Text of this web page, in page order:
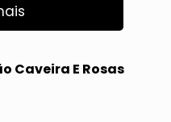
Caveira E Rosas